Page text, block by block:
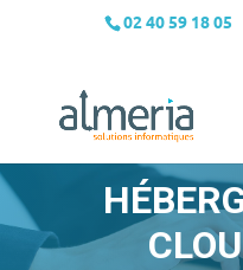
02 40 59 18 05